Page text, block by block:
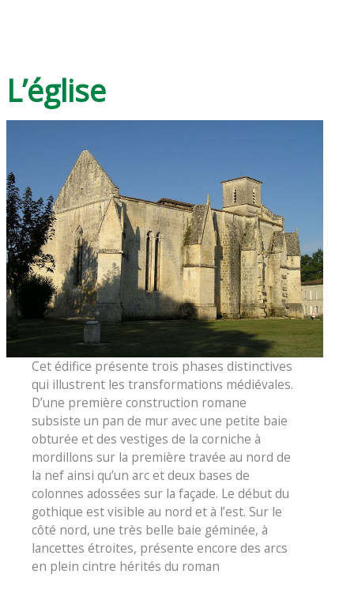
L’église
Cet édifice présente trois phases distinctives
qui illustrent les transformations médiévales.
D’une première construction romane
subsiste un pan de mur avec une petite baie
obturée et des vestiges de la corniche à
mordillons sur la première travée au nord de
la nef ainsi qu’un arc et deux bases de
colonnes adossées sur la façade. Le début du
gothique est visible au nord et à l’est. Sur le
côté nord, une très belle baie géminée, à
lancettes étroites, présente encore des arcs
en plein cintre hérités du roman